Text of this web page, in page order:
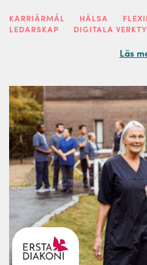
KARRIÄRMÅL HÄLSA
LEDARSKAP
DIGITALA
Läs